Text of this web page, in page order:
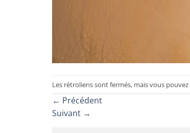
Les rétroliens sont fermés, mais vous pouvez
← Précédent
Suivant →